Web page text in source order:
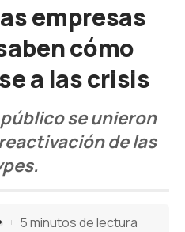
empresas
cómo
a las crisis
se unieron
de las
5 minutos de lectura